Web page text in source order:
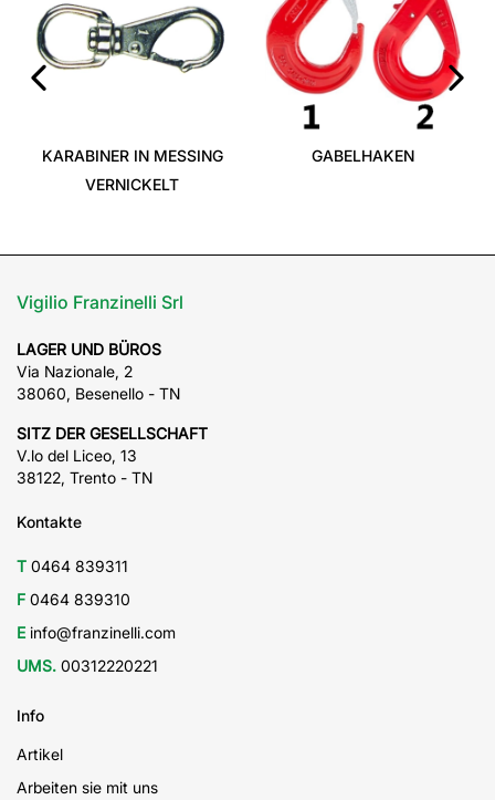
KARABINER IN MESSING
VERNICKELT
GABELHAKEN
Vigilio Franzinelli Srl
LAGER UND BÜROS
Via Nazionale, 2
38060, Besenello - TN
SITZ DER GESELLSCHAFT
V.lo del Liceo, 13
38122, Trento - TN
Kontakte
T 0464 839311
F 0464 839310
E info@franzinelli.com
UMS. 00312220221
Info
Artikel
Arbeiten sie mit uns